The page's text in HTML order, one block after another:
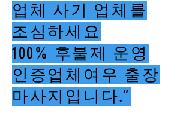
업체 사기 업체를
조심하세요
100% 후불제 운영
인증업체여우 출장
마사지입니다.”